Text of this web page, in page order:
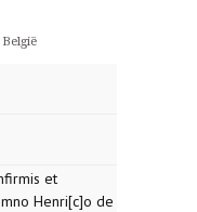
et
Henri[c]o de